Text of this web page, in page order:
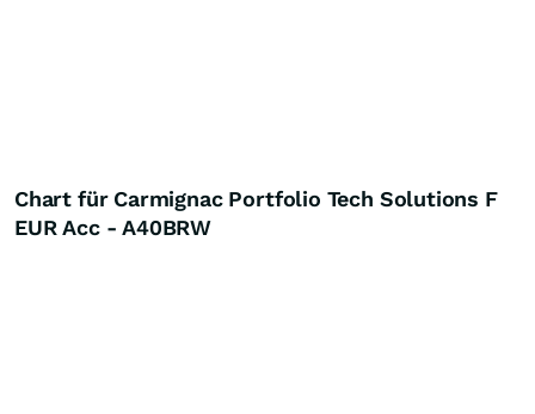
Chart für Carmignac Portfolio Tech Solutions F
EUR Acc - A40BRW